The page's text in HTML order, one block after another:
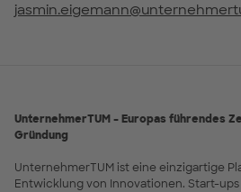
UnternehmerTUM – Europas führendes
Gründung
UnternehmerTUM ist eine einzigartige
Entwicklung von Innovationen. Start-